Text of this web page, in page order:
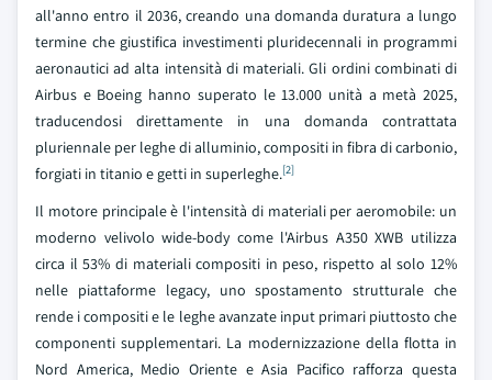
all'anno entro il 2036, creando una domanda duratura a lungo
termine che giustifica investimenti pluridecennali in programmi
aeronautici ad alta intensità di materiali. Gli ordini combinati di
Airbus e Boeing hanno superato le 13.000 unità a metà 2025,
traducendosi direttamente in una domanda contrattata
pluriennale per leghe di alluminio, compositi in fibra di carbonio,
forgiati in titanio e getti in superleghe.[2]
Il motore principale è l'intensità di materiali per aeromobile: un
moderno velivolo wide-body come l'Airbus A350 XWB utilizza
circa il 53% di materiali compositi in peso, rispetto al solo 12%
nelle piattaforme legacy, uno spostamento strutturale che
rende i compositi e le leghe avanzate input primari piuttosto che
componenti supplementari. La modernizzazione della flotta in
Nord America, Medio Oriente e Asia Pacifico rafforza questa